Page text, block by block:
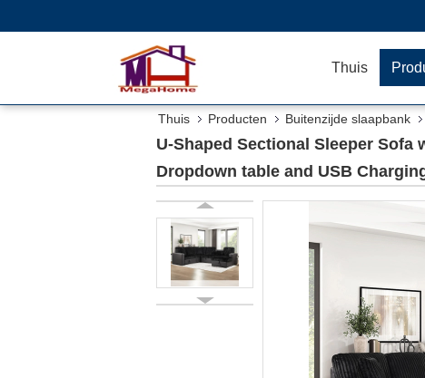
Thuis
Thuis Producten Buitenzijde slaapbank
USB Charging Port, Black Fabric
U-Shaped Sectional Sleeper Sofa
Dropdown table and USB